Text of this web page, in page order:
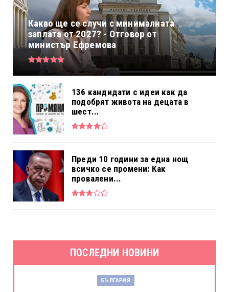
Какво ще се случи с минималната
заплата от 2027? - Отговор от
министър Ефремова
136 кандидати с идеи как да
подобрят живота на децата в
шест...
Преди 10 години за една нощ
всичко се промени: Как
провалени...
ПОСЛЕДНИ НОВИНИ
БЪЛГАРИЯ